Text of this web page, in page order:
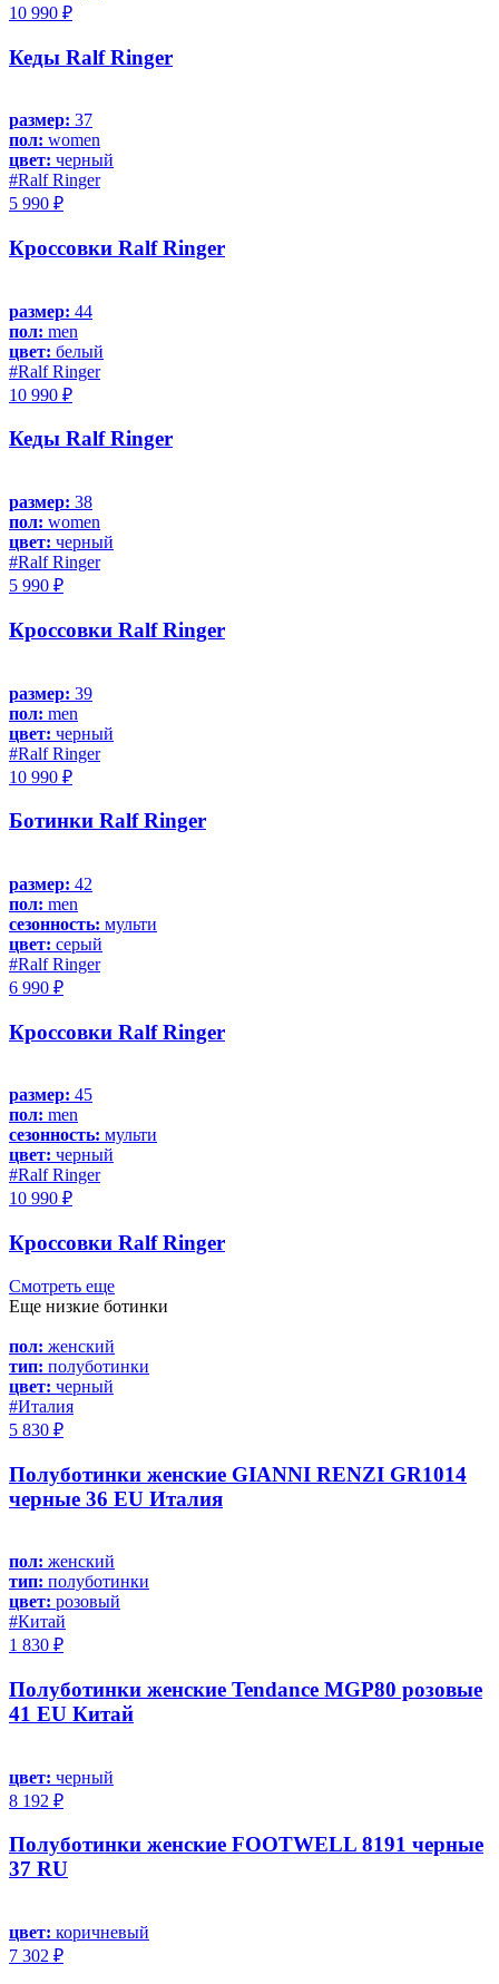
10 990 ₽
Кеды Ralf Ringer
размер: 37
пол: women
цвет: черный
#Ralf Ringer
5 990 ₽
Кроссовки Ralf Ringer
размер: 44
пол: men
цвет: белый
#Ralf Ringer
10 990 ₽
Кеды Ralf Ringer
размер: 38
пол: women
цвет: черный
#Ralf Ringer
5 990 ₽
Кроссовки Ralf Ringer
размер: 39
пол: men
цвет: черный
#Ralf Ringer
10 990 ₽
Ботинки Ralf Ringer
размер: 42
пол: men
сезонность: мульти
цвет: серый
#Ralf Ringer
6 990 ₽
Кроссовки Ralf Ringer
размер: 45
пол: men
сезонность: мульти
цвет: черный
#Ralf Ringer
10 990 ₽
Кроссовки Ralf Ringer
Смотреть еще
Еще низкие ботинки
пол: женский
тип: полуботинки
цвет: черный
#Италия
5 830 ₽
Полуботинки женские GIANNI RENZI GR1014
черные 36 EU Италия
пол: женский
тип: полуботинки
цвет: розовый
#Китай
1 830 ₽
Полуботинки женские Tendance MGP80 розовые
41 EU Китай
цвет: черный
8 192 ₽
Полуботинки женские FOOTWELL 8191 черные
37 RU
цвет: коричневый
7 302 ₽